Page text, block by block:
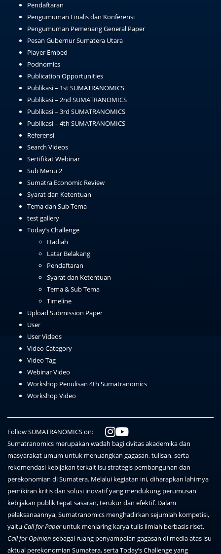
Pendaftaran
Pengumuman Finalis dan Konferensi
Pengumuman Pemenang General Paper
Pesan Gubernur Sumatera Utara
Player Embed
Podnomics
Publication Opportunities
Publikasi – 1st SUMATRANOMICS
Publikasi – 2nd SUMATRANOMICS
Publikasi – 3rd SUMATRANOMICS
Publikasi – 4th SUMATRANOMICS
Referensi
Search Videos
Sertifikat Webinar
Sub Menu 2
Sumatra Economic Review
Syarat dan Ketentuan
Tema dan Sub Tema
test gallery
Today’s Challenge
Hadiah
Latar Belakang
Pendaftaran
Syarat dan Ketentuan
Tema & Sub Tema
Timeline
Upload Submission Paper
User
User Videos
Video Category
Video Tag
Webinar Video
Workshop Penulisan 4th Sumatranomics
Workshop Video
Follow SUMATRANOMICS on:
Sumatranomics merupakan wadah bagi civitas akademika dan
masyarakat umum untuk menuangkan gagasan, tulisan, serta
rekomendasi kebijakan terkait isu strategis pembangunan dan
perekonomian di Sumatera. Melalui kegiatan ini, diharapkan lahirnya
pemikiran kritis dan solusi inovatif yang mendukung perumusan
kebijakan publik tepat sasaran, terukur dan efektif. Dalam
pelaksanaannya, Sumatranomics menghadirkan sejumlah kompetisi,
yaitu Call for Paperuntuk menjaring karya tulis ilmiah berbasis riset,
Call for Opinion sebagai ruang penyampaian gagasan di media atas isu
aktual perekonomian Sumatera, serta Today’s Challenge yang